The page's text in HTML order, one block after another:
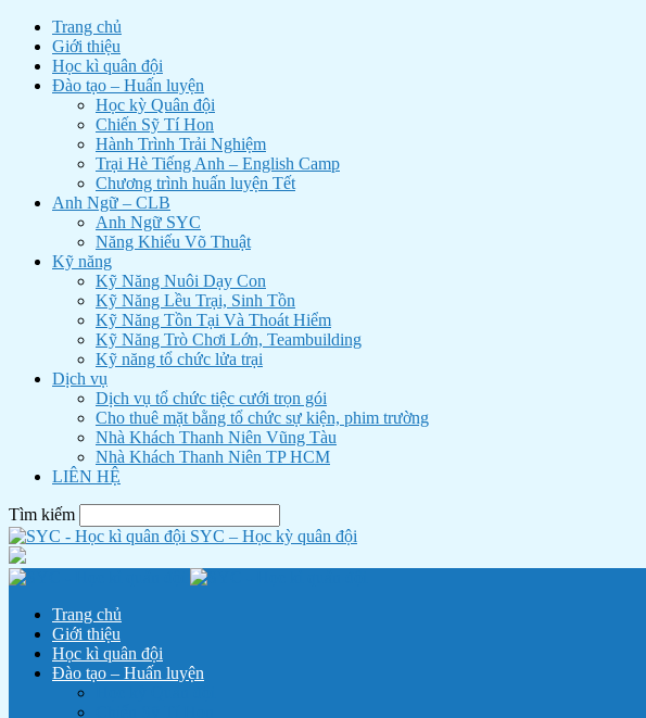
Trang chủ
Giới thiệu
Học kì quân đội
Đào tạo – Huấn luyện
Học kỳ Quân đội
Chiến Sỹ Tí Hon
Hành Trình Trải Nghiệm
Trại Hè Tiếng Anh – English Camp
Chương trình huấn luyện Tết
Anh Ngữ – CLB
Anh Ngữ SYC
Năng Khiếu Võ Thuật
Kỹ năng
Kỹ Năng Nuôi Dạy Con
Kỹ Năng Lều Trại, Sinh Tồn
Kỹ Năng Tồn Tại Và Thoát Hiểm
Kỹ Năng Trò Chơi Lớn, Teambuilding
Kỹ năng tổ chức lửa trại
Dịch vụ
Dịch vụ tổ chức tiệc cưới trọn gói
Cho thuê mặt bằng tổ chức sự kiện, phim trường
Nhà Khách Thanh Niên Vũng Tàu
Nhà Khách Thanh Niên TP HCM
LIÊN HỆ
Tìm kiếm
SYC – Học kỳ quân đội
Trang chủ
Giới thiệu
Học kì quân đội
Đào tạo – Huấn luyện